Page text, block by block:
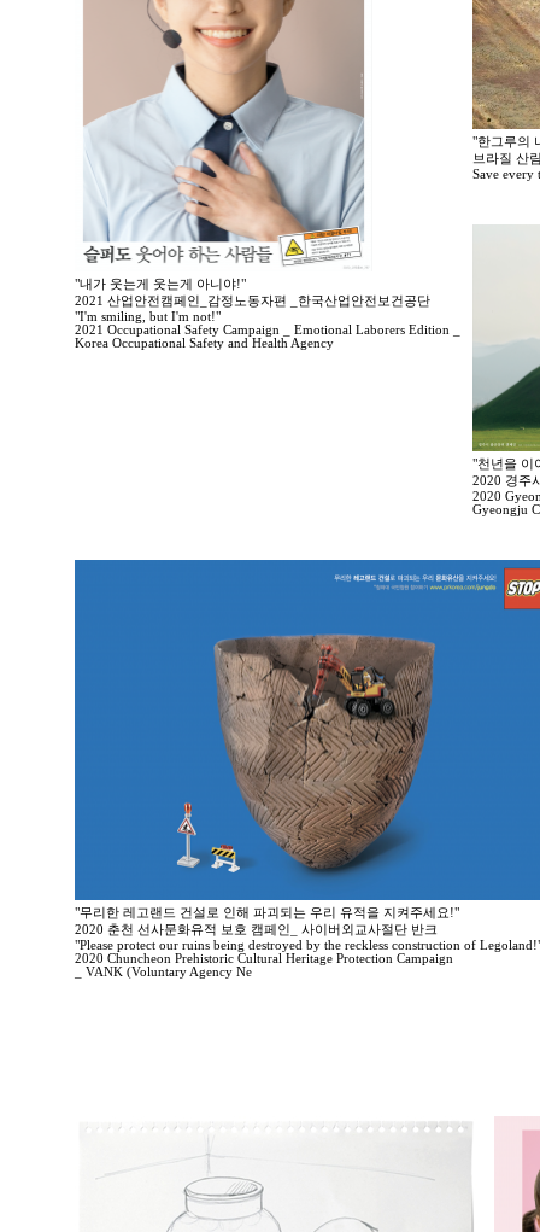
"내가 웃는게 웃는게 아니야!"
2021 산업안전캠페인_감정노동자편 _한국산업안전보건공단
"I'm smiling, but I'm not!"
2021 Occupational Safety Campaign _ Emotional Laborers Edition _
Korea Occupational Safety and Health Agency
"한그루의
브라질 산
Save every
"천년을 이
2020 경주
2020
Gyeongju
"무리한 레고랜드 건설로 인해 파괴되는 우리 유적을 지켜주세요!"
2020 춘천 선사문화유적 보호 캠페인_ 사이버외교사절단 반크
"Please protect our ruins being destroyed by the reckless construction of
2020 Chuncheon Prehistoric Cultural Heritage Protection Campaign
_ VANK (Voluntary Agency Ne